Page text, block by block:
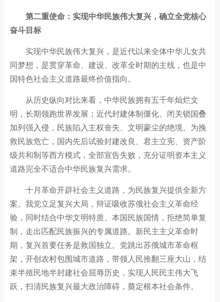
第二重使命：实现中华民族伟大复兴，确立全党核心
奋斗目标
实现中华民族伟大复兴，是近代以来全体中华儿女共
同梦想，是贯穿革命、建设、改革全时期的主线，也是中
国特色社会主义道路最终价值指向。
从历史纵向对比来看，中华民族拥有五千年灿烂文
明，长期领跑世界发展；近代封建体制僵化、闭关锁国叠
加列强入侵，民族陷入主权丧失、文明蒙尘的绝境。为挽
救民族危亡，国内先后试验封建改良、君主立宪、资产阶
级共和制等西方模式，全部宣告失败，充分证明资本主义
道路完全不适合中华民族复兴需求。
十月革命开辟社会主义道路，为民族复兴提供全新方
案。我党立足复兴大局，辩证吸收苏俄社会主义革命经
验，同时结合中华文明特质、本国民族国情，拒绝简单复
制，走出匹配民族振兴的专属道路。新民主主义革命时
期，复兴首要任务是救国独立。党跳出苏俄城市革命框
架，开创农村包围城市道路，带领人民推翻三座大山，结
束半殖民地半封建社会屈辱历史，实现人民民主伟大飞
跃，扫清民族复兴最大政治障碍，奠定根本社会条件。